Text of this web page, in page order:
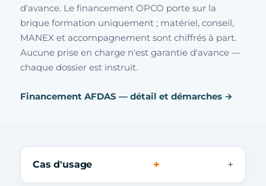
d'avance. Le financement OPCO porte sur la
brique formation uniquement ; matériel, conseil,
MANEX et accompagnement sont chiffrés à part.
Aucune prise en charge n'est garantie d'avance —
chaque dossier est instruit.
Financement AFDAS — détail et démarches →
Cas d'usage +